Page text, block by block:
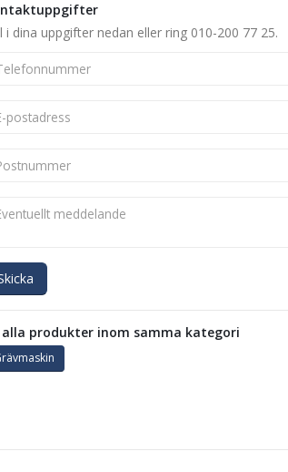
i dina uppgifter nedan eller ring 010-200 77 25.
alla produkter inom samma kategori